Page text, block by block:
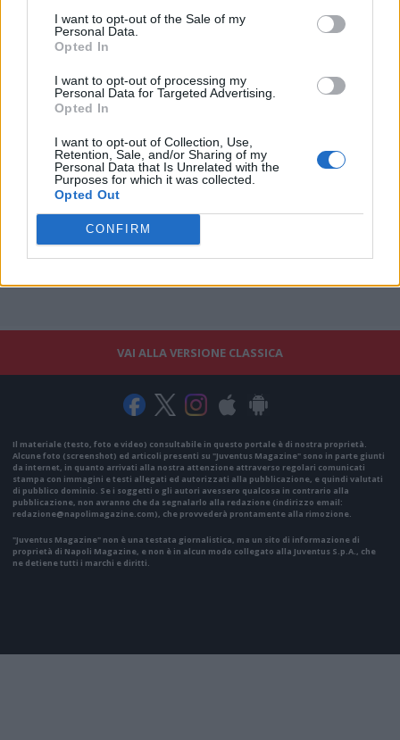
I want to opt-out of the Sale of my
Personal Data.
Opted In
I want to opt-out of processing my
Personal Data for Targeted Advertising.
Opted In
I want to opt-out of Collection, Use,
Retention, Sale, and/or Sharing of my
Personal Data that Is Unrelated with the
Purposes for which it was collected.
Opted Out
CONFIRM
se ci sarà l'occasione non mi tirerò indietro, ma è un ruolo che
Natan ha fatto in passato e ha fatto bene stasera".
VAI ALLA VERSIONE CLASSICA
Il materiale (testo, foto e video) consultabile in questo portale è di nostra proprietà.
Alcune foto (screenshot) ed articoli presenti su "Juventus Magazine" sono in parte giunti
da internet, in quanto arrivati alla nostra attenzione attraverso regolari comunicati
stampa con immagini e testi allegati ed autorizzati alla pubblicazione, e quindi valutati
di pubblico dominio. Se i soggetti o gli autori avessero qualcosa in contrario alla
pubblicazione, non avranno che da segnalarlo alla redazione (indirizzo email:
redazione@napolimagazine.com), che provvederà prontamente alla rimozione.
"Juventus Magazine" non è una testata giornalistica, ma un sito di informazione di
proprietà di Napoli Magazine, e non è in alcun modo collegato alla Juventus S.p.A., che
ne detiene tutti i marchi e diritti.